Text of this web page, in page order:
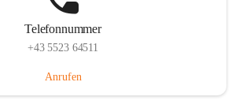
Telefonnummer
+43 5523 64511
Anrufen